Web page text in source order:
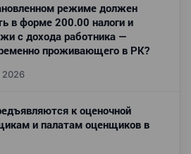
режиме должен
в форме 200.00 налоги и
с дохода работника —
проживающего в РК?
2026
к оценочной
и палатам оценщиков в